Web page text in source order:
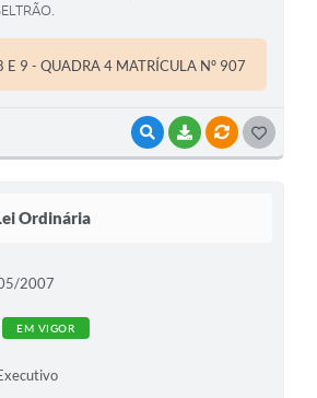
VISUALIZAR
BAIXARVÍNCULOS
E 9 - QUADRA 4 MATRÍCULA Nº 907
Ordinária
2007
EM VIGOR